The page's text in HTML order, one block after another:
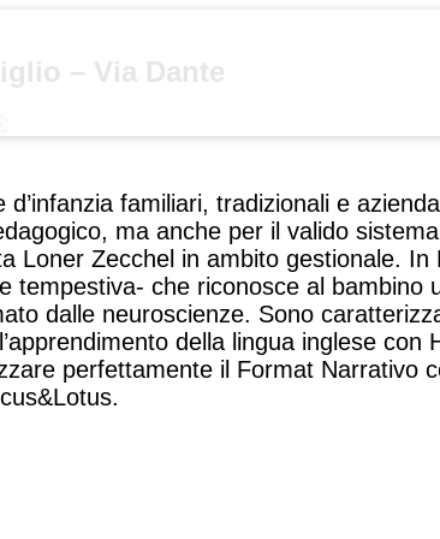
– Via Dante
familiari, tradizionali e
ma anche per il valido
Loner Zecchel in ambito gestionale.
tempestiva- che riconosce al bambino
dalle neuroscienze. Sono
della lingua inglese con
perfettamente il Format Narrativo